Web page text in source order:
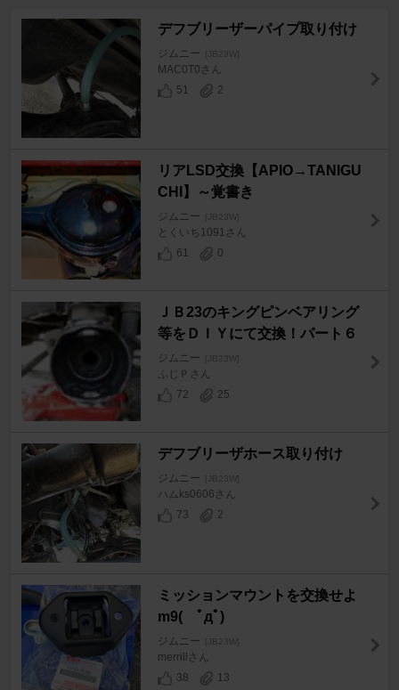
デフブリーザーパイプ取り付け
ジムニー [JB23W]
MAC0T0さん
51
2
リアLSD交換【APIO→TANIGU
CHI】～覚書き
ジムニー [JB23W]
とくいち1091さん
61
0
ＪＢ23のキングピンベアリング
等をＤＩＹにて交換！パート６
ジムニー [JB23W]
ふじＰさん
72
25
デフブリーザホース取り付け
ジムニー [JB23W]
ハムks0606さん
73
2
ミッションマウントを交換せよ
m9( ﾟдﾟ)
ジムニー [JB23W]
merrillさん
38
13